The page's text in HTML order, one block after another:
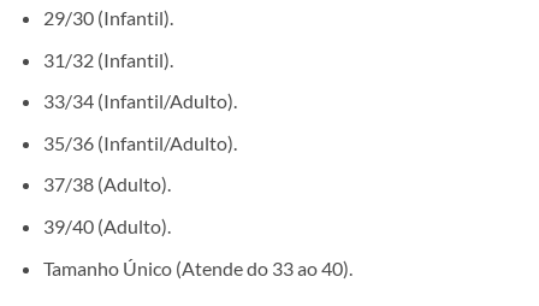
29/30 (Infantil).
31/32 (Infantil).
33/34 (Infantil/Adulto).
35/36 (Infantil/Adulto).
37/38 (Adulto).
39/40 (Adulto).
Tamanho Único (Atende do 33 ao 40).